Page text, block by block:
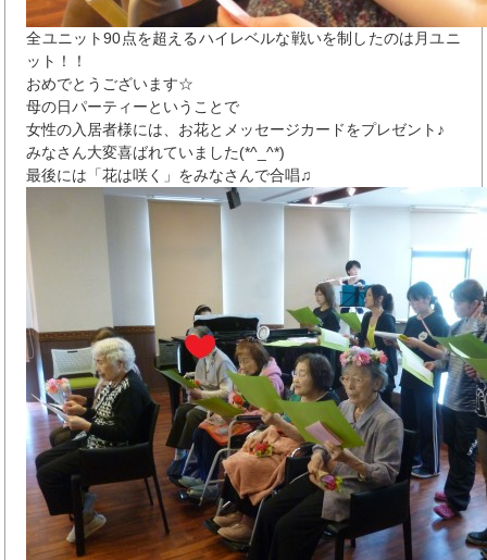
全ユニット90点を超えるハイレベルな戦いを制したのは月ユニ
ット！！
おめでとうございます☆
母の日パーティーということで
女性の入居者様には、お花とメッセージカードをプレゼント♪
みなさん大変喜ばれていました(*^_^*)
最後には「花は咲く」をみなさんで合唱♫